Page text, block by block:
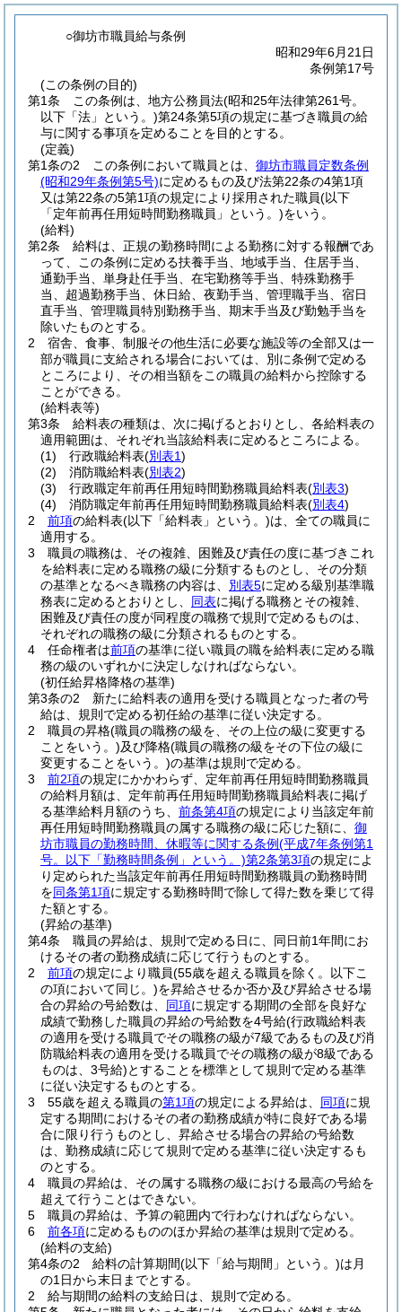
○御坊市職員給与条例
昭和29年6月21日
条例第17号
(この条例の目的)
第1条
この条例は、地方公務員法(昭和25年法律第261号。
以下「法」という。)第24条第5項の規定に基づき職員の給
与に関する事項を定めることを目的とする。
(定義)
第1条の2
この条例において職員とは、 御坊市職員定数条例
(昭和29年条例第5号)に定めるもの及び法第22条の4第1項
又は第22条の5第1項の規定により採用された職員(以下
「定年前再任用短時間勤務職員」という。)をいう。
(給料)
第2条
給料は、正規の勤務時間による勤務に対する報酬であ
って、この条例に定める扶養手当、地域手当、住居手当、
通勤手当、単身赴任手当、在宅勤務等手当、特殊勤務手
当、超過勤務手当、休日給、夜勤手当、管理職手当、宿日
直手当、管理職員特別勤務手当、期末手当及び勤勉手当を
除いたものとする。
2
宿舎、食事、制服その他生活に必要な施設等の全部又は一
部が職員に支給される場合においては、別に条例で定める
ところにより、その相当額をこの職員の給料から控除する
ことができる。
(給料表等)
第3条
給料表の種類は、次に掲げるとおりとし、各給料表の
適用範囲は、それぞれ当該給料表に定めるところによる。
(1)
行政職給料表(別表1)
(2)
消防職給料表(別表2)
(3)
行政職定年前再任用短時間勤務職員給料表(別表3)
(4)
消防職定年前再任用短時間勤務職員給料表(別表4)
2
前項の給料表(以下「給料表」という。)は、全ての職員に
適用する。
3
職員の職務は、その複雑、困難及び責任の度に基づきこれ
を給料表に定める職務の級に分類するものとし、その分類
の基準となるべき職務の内容は、 別表5に定める級別基準職
務表に定めるとおりとし、 同表に掲げる職務とその複雑、
困難及び責任の度が同程度の職務で規則で定めるものは、
それぞれの職務の級に分類されるものとする。
4
任命権者は前項の基準に従い職員の職を給料表に定める職
務の級のいずれかに決定しなければならない。
(初任給昇格降格の基準)
第3条の2
新たに給料表の適用を受ける職員となった者の号
給は、規則で定める初任給の基準に従い決定する。
2
職員の昇格(職員の職務の級を、その上位の級に変更する
ことをいう。)及び降格(職員の職務の級をその下位の級に
変更することをいう。)の基準は規則で定める。
3
前2項の規定にかかわらず、定年前再任用短時間勤務職員
の給料月額は、定年前再任用短時間勤務職員給料表に掲げ
る基準給料月額のうち、 前条第4項の規定により当該定年前
再任用短時間勤務職員の属する職務の級に応じた額に、 御
坊市職員の勤務時間、休暇等に関する条例(平成7年条例第1
号。以下「勤務時間条例」という。)第2条第3項の規定によ
り定められた当該定年前再任用短時間勤務職員の勤務時間
を同条第1項に規定する勤務時間で除して得た数を乗じて得
た額とする。
(昇給の基準)
第4条
職員の昇給は、規則で定める日に、同日前1年間にお
けるその者の勤務成績に応じて行うものとする。
2
前項の規定により職員(55歳を超える職員を除く。以下こ
の項において同じ。)を昇給させるか否か及び昇給させる場
合の昇給の号給数は、 同項に規定する期間の全部を良好な
成績で勤務した職員の昇給の号給数を4号給(行政職給料表
の適用を受ける職員でその職務の級が7級であるもの及び消
防職給料表の適用を受ける職員でその職務の級が8級である
ものは、3号給)とすることを標準として規則で定める基準
に従い決定するものとする。
3
55歳を超える職員の第1項の規定による昇給は、 同項に規
定する期間におけるその者の勤務成績が特に良好である場
合に限り行うものとし、昇給させる場合の昇給の号給数
は、勤務成績に応じて規則で定める基準に従い決定するも
のとする。
4
職員の昇給は、その属する職務の級における最高の号給を
超えて行うことはできない。
5
職員の昇給は、予算の範囲内で行わなければならない。
6
前各項に定めるもののほか昇給の基準は規則で定める。
(給料の支給)
第4条の2
給料の計算期間(以下「給与期間」という。)は月
の1日から末日までとする。
2
給与期間の給料の支給日は、規則で定める。